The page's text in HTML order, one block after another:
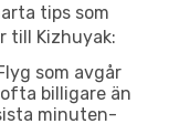
tips som
till Kizhuyak:
som avgår
billigare än
minuten-